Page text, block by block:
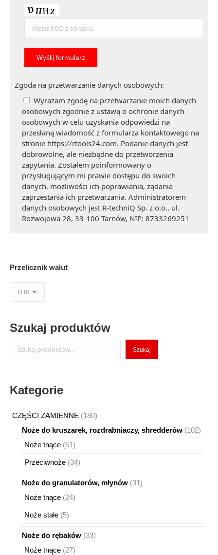
Zgoda na przetwarzanie danych osobowych:
Wyrażam zgodę na przetwarzanie moich danych
osobowych zgodnie z ustawą o ochronie danych
osobowych w celu uzyskania odpowiedzi na
przesłaną wiadomość z formularza kontaktowego na
stronie https://rtools24.com. Podanie danych jest
dobrowolne, ale niezbędne do przetworzenia
zapytania. Zostałem poinformowany o
przysługującym mi prawie dostępu do swoich
danych, możliwości ich poprawiania, żądania
zaprzestania ich przetwarzania. Administratorem
danych osobowych jest R-techniQ Sp. z o.o., ul.
Rozwojowa 28, 33-100 Tarnów, NIP: 8733269251
Przelicznik walut
Szukaj produktów
Szukaj
Kategorie
CZĘŚCI ZAMIENNE 180180
produktów
Noże do kruszarek, rozdrabniaczy, shredderów 102102
Noże tnące 5151
Przeciwnoże 3434
Noże do granulatorów, młynów 3131
Noże tnące 2424
Noże stałe 55
Noże do rębaków 3333
Noże tnące 2727